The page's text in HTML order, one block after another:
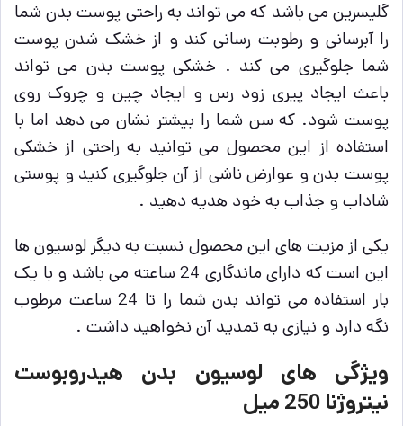
گلیسرین می باشد که می تواند به راحتی پوست بدن شما
را آبرسانی و رطوبت رسانی کند و از خشک شدن پوست
شما جلوگیری می کند . خشکی پوست بدن می تواند
باعث ایجاد پیری زود رس و ایجاد چین و چروک روی
پوست شود. که سن شما را بیشتر نشان می دهد اما با
استفاده از این محصول می توانید به راحتی از خشکی
پوست بدن و عوارض ناشی از آن جلوگیری کنید و پوستی
شاداب و جذاب به خود هدیه دهید .
یکی از مزیت های این محصول نسبت به دیگر لوسیون ها
این است که دارای ماندگاری 24 ساعته می باشد و با یک
بار استفاده می تواند بدن شما را تا 24 ساعت مرطوب
نگه دارد و نیازی به تمدید آن نخواهید داشت .
ویژگی های لوسیون بدن هیدروبوست
نیتروژنا 250 میل